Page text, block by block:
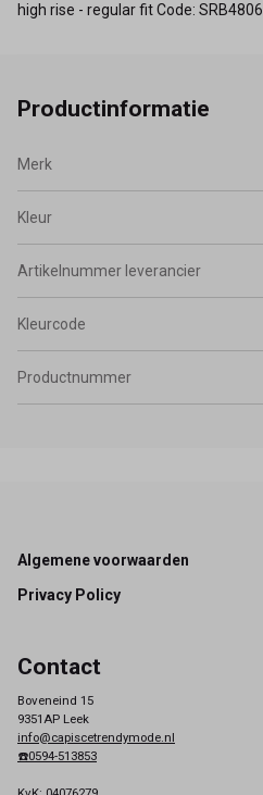
high rise - regular fit Code: SRB4806
Productinformatie
Merk
Kleur
Artikelnummer leverancier
Kleurcode
Productnummer
Footer
Algemene voorwaarden
Privacy Policy
Contact
Boveneind 15
9351AP Leek
info@capiscetrendymode.nl
☎️0594-513853